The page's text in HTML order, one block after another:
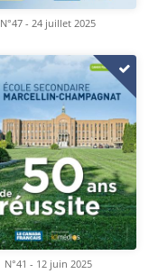
N°47 - 24 juillet 2025
N°41 - 12 juin 2025